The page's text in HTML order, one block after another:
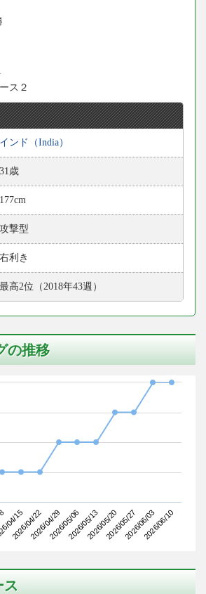
ス２
インド（India）
31歳
177cm
攻撃型
右利き
最高2位（2018年43週）
の推移
04/15
2026/04/222026/04/292026/05/062026/05/132026/05/202026/05/272026/06/032026/06/10
ス